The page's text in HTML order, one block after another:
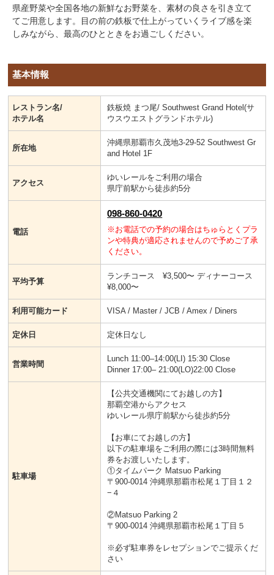
県産野菜や全国各地の新鮮なお野菜を、素材の良さを引き立て
てご用意します。目の前の鉄板で仕上がっていくライブ感を楽
しみながら、最高のひとときをお過ごしください。
基本情報
レストラン名/
ホテル名
鉄板焼 まつ尾/ Southwest Grand Hotel(サ
ウスウエストグランドホテル)
所在地
沖縄県那覇市久茂地3-29-52 Southwest Gr
and Hotel 1F
アクセス
ゆいレールをご利用の場合
県庁前駅から徒歩約5分
電話
098-860-0420
※お電話での予約の場合はちゅらとくプラ
ンや特典が適応されませんので予めご了承
ください。
平均予算
ランチコース ¥3,500〜 ディナーコース
¥8,000〜
利用可能カード VISA / Master / JCB / Amex / Diners
定休日 定休日なし
営業時間
Lunch 11:00–14:00(LI) 15:30 Close
Dinner 17:00– 21:00(LO)22:00 Close
駐車場
【公共交通機関にてお越しの方】
那覇空港からアクセス
ゆいレール県庁前駅から徒歩約5分
【お車にてお越しの方】
以下の駐車場をご利用の際には3時間無料
券をお渡しいたします。
①タイムパーク Matsuo Parking
〒900-0014 沖縄県那覇市松尾１丁目１２
−４
②Matsuo Parking 2
〒900-0014 沖縄県那覇市松尾１丁目５
※必ず駐車券をレセプションでご提示くだ
さい